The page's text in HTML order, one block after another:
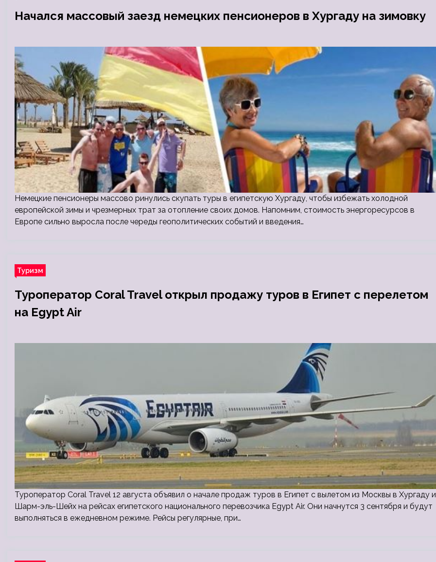
Начался массовый заезд немецких пенсионеров в Хургаду на зимовку
Немецкие пенсионеры массово ринулись скупать туры в египетскую Хургаду, чтобы избежать холодной
европейской зимы и чрезмерных трат за отопление своих домов. Напомним, стоимость энергоресурсов в
Европе сильно выросла после череды геополитических событий и введения…
Туризм
Туроператор Coral Travel открыл продажу туров в Египет с перелетом
на Egypt Air
Туроператор Coral Travel 12 августа объявил о начале продаж туров в Египет с вылетом из Москвы в Хургаду и
Шарм-эль-Шейх на рейсах египетского национального перевозчика Egypt Air. Они начнутся 3 сентября и будут
выполняться в ежедневном режиме. Рейсы регулярные, при…